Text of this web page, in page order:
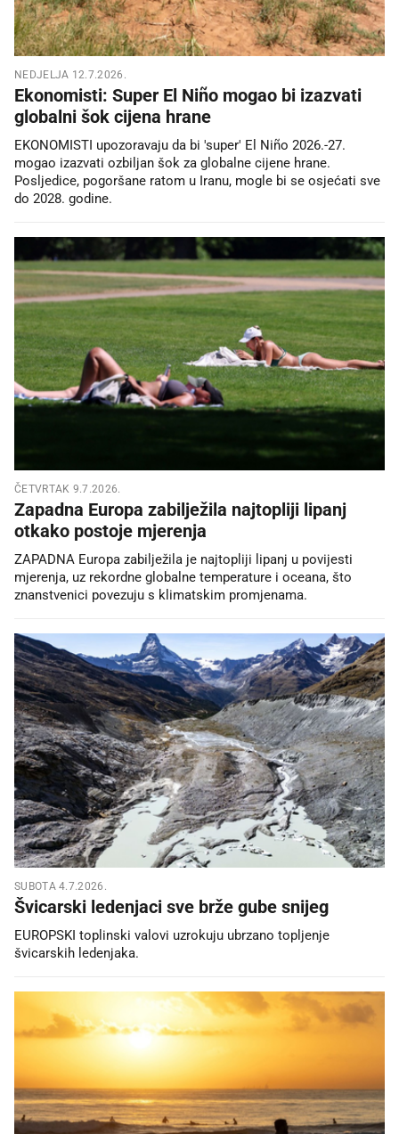
NEDJELJA 12.7.2026.
Ekonomisti: Super El Niño mogao bi izazvati
globalni šok cijena hrane
EKONOMISTI upozoravaju da bi 'super' El Niño 2026.-27.
mogao izazvati ozbiljan šok za globalne cijene hrane.
Posljedice, pogoršane ratom u Iranu, mogle bi se osjećati sve
do 2028. godine.
ČETVRTAK 9.7.2026.
Zapadna Europa zabilježila najtopliji lipanj
otkako postoje mjerenja
ZAPADNA Europa zabilježila je najtopliji lipanj u povijesti
mjerenja, uz rekordne globalne temperature i oceana, što
znanstvenici povezuju s klimatskim promjenama.
SUBOTA 4.7.2026.
Švicarski ledenjaci sve brže gube snijeg
EUROPSKI toplinski valovi uzrokuju ubrzano topljenje
švicarskih ledenjaka.